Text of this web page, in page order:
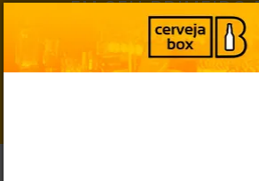
EM SEU PRIMEIRO